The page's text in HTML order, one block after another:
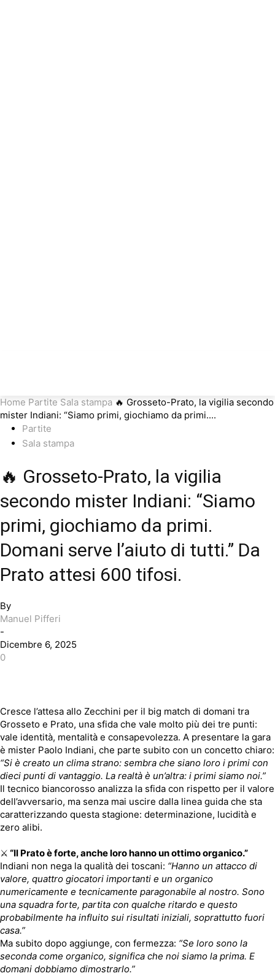
Home Partite Sala stampa 🔥 Grosseto-Prato, la vigilia secondo
mister Indiani: “Siamo primi, giochiamo da primi....
Partite
Sala stampa
🔥 Grosseto-Prato, la vigilia
secondo mister Indiani: “Siamo
primi, giochiamo da primi.
Domani serve l’aiuto di tutti.” Da
Prato attesi 600 tifosi.
By
Manuel Pifferi
-
Dicembre 6, 2025
0
Cresce l’attesa allo Zecchini per il big match di domani tra
Grosseto e Prato, una sfida che vale molto più dei tre punti:
vale identità, mentalità e consapevolezza. A presentare la gara
è mister Paolo Indiani, che parte subito con un concetto chiaro:
“Si è creato un clima strano: sembra che siano loro i primi con
dieci punti di vantaggio. La realtà è un’altra: i primi siamo noi.”
Il tecnico biancorosso analizza la sfida con rispetto per il valore
dell’avversario, ma senza mai uscire dalla linea guida che sta
caratterizzando questa stagione: determinazione, lucidità e
zero alibi.
⚔️ “Il Prato è forte, anche loro hanno un ottimo organico.”
Indiani non nega la qualità dei toscani: “Hanno un attacco di
valore, quattro giocatori importanti e un organico
numericamente e tecnicamente paragonabile al nostro. Sono
una squadra forte, partita con qualche ritardo e questo
probabilmente ha influito sui risultati iniziali, soprattutto fuori
casa.”
Ma subito dopo aggiunge, con fermezza: “Se loro sono la
seconda come organico, significa che noi siamo la prima. E
domani dobbiamo dimostrarlo.”